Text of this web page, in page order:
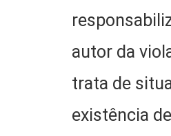
autor da
trata de
existência